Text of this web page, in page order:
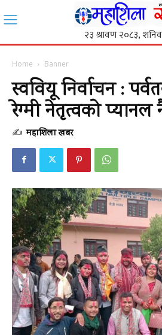
Home Banner
स्ववियू निर्वाचन :
रेग्मी नेतृत्वको
✍ महाशिला खबर